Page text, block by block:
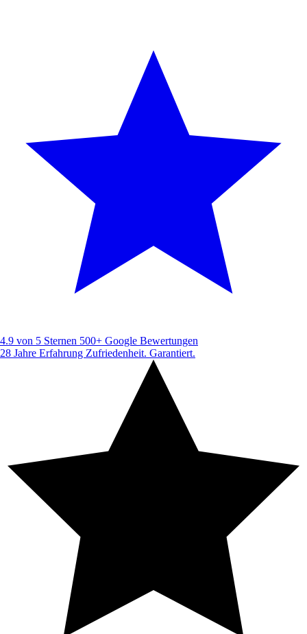
4.9 von 5 Sternen 500+ Google Bewertungen
28 Jahre Erfahrung Zufriedenheit. Garantiert.